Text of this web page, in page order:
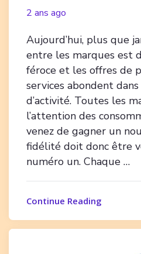
2 ans ago
Aujourd’hui, plus que
entre les marques est
féroce et les offres de
services abondent
d’activité. Toutes les
l’attention des
venez de gagner un
fidélité doit donc être
numéro un. Chaque …
Continue Reading